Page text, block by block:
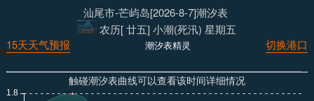
汕尾市-芒屿岛[2026-8-7]潮汐表
农历[ 廿五] 小潮(死汛) 星期五
切换港口
潮汐表精灵
15天天气预报
触碰潮汐表曲线可以查看该时间详细情况